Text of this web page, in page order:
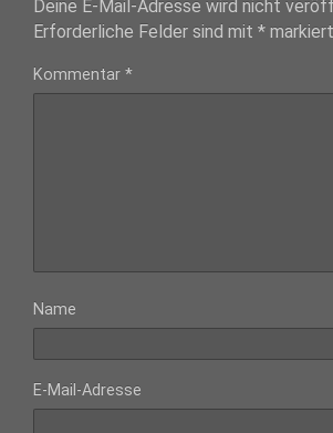
Deine E-Mail-Adresse wird nicht
Erforderliche Felder sind mit * markiert
Kommentar *
Name
E-Mail-Adresse